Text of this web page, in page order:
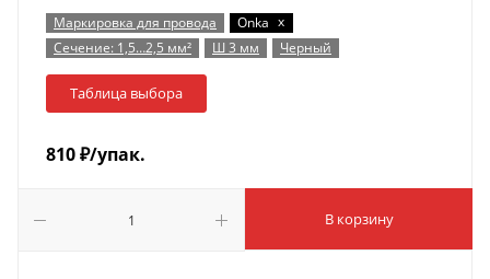
Маркировка для провода Onka x
Сечение: 1,5…2,5 мм²
Ш 3 мм Черный
Таблица выбора
810₽/упак.
В корзину